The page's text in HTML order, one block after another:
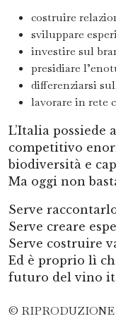
costruire
sviluppare
investire sul
presidiare
differenziarsi
lavorare in rete
L’Italia possiede
competitivo
biodiversità e
Ma oggi non
Serve
Serve creare
Serve costruire
Ed è proprio lì
futuro del vino
© RIPRODUZIONE